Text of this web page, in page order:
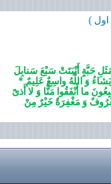
)
حَبَّةٍ أَنْبَتَتْ سَبْعَ سَنابِلَ
وَ اللَّهُ واسِعٌ عَلِيمٌ *
ما أَنْفَقُوا مَنًّا وَ لا أَذىً
وَ مَغْفِرَةٌ خَيْرٌ مِنْ